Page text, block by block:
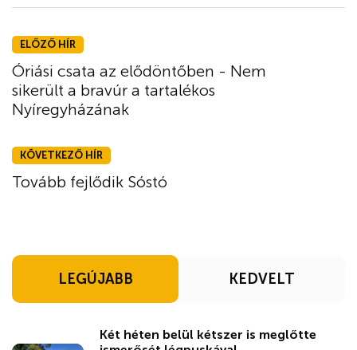
ELŐZŐ HÍR
Óriási csata az elődöntőben - Nem
sikerült a bravúr a tartalékos
Nyíregyházának
KÖVETKEZŐ HÍR
Tovább fejlődik Sóstó
LEGÚJABB KEDVELT
Két héten belül kétszer is meglőtte